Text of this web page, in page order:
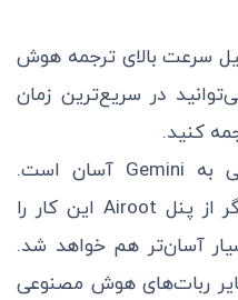
سرعت بالای ترجمه هوش
در سریع‌ترین زمان
کنید.
دسترسی به Gemini آسان است.
توجه داشته باشید که اگر از پنل Airoot این کار را
آسان‌تر هم خواهد شد.
ربات‌های هوش مصنوعی